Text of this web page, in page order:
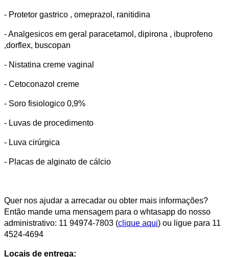
- Protetor gastrico , omeprazol, ranitidina
- Analgesicos em geral paracetamol, dipirona , ibuprofeno
,dorflex, buscopan
- Nistatina creme vaginal
- Cetoconazol creme
- Soro fisiologico 0,9%
- Luvas de procedimento
- Luva cirúrgica
- Placas de alginato de cálcio
Quer nos ajudar a arrecadar ou obter mais informações?
Então mande uma mensagem para o whtasapp do nosso
administrativo: 11 94974-7803 (clique aqui) ou ligue para 11
4524-4694
Locais de entrega: